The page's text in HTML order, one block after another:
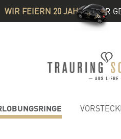
WIR FEIERN 20 JAHRE& IHR